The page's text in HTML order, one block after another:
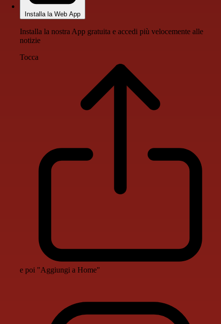
Installa la Web App
Installa la nostra App gratuita e accedi più velocemente alle
notizie
Tocca
e poi "Aggiungi a Home"